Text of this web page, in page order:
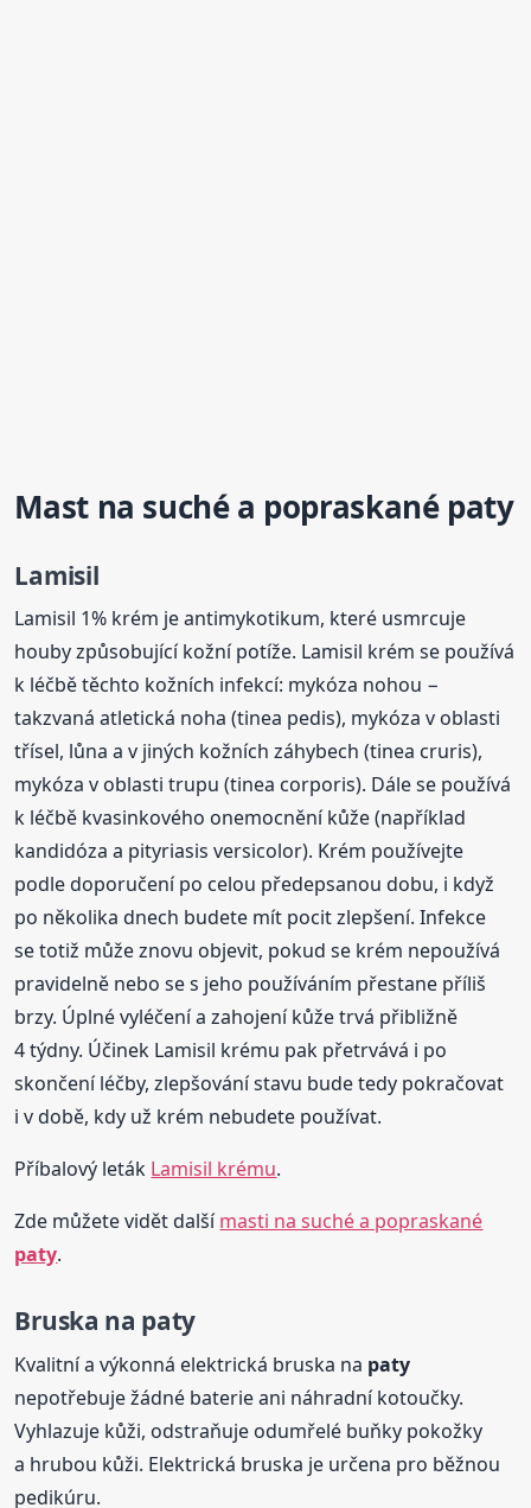
Mast na suché a popraskané paty
Lamisil
Lamisil 1% krém je antimykotikum, které usmrcuje
houby způsobující kožní potíže. Lamisil krém se používá
k léčbě těchto kožních infekcí: mykóza nohou −
takzvaná atletická noha (tinea pedis), mykóza v oblasti
třísel, lůna a v jiných kožních záhybech (tinea cruris),
mykóza v oblasti trupu (tinea corporis). Dále se používá
k léčbě kvasinkového onemocnění kůže (například
kandidóza a pityriasis versicolor). Krém používejte
podle doporučení po celou předepsanou dobu, i když
po několika dnech budete mít pocit zlepšení. Infekce
se totiž může znovu objevit, pokud se krém nepoužívá
pravidelně nebo se s jeho používáním přestane příliš
brzy. Úplné vyléčení a zahojení kůže trvá přibližně
4 týdny. Účinek Lamisil krému pak přetrvává i po
skončení léčby, zlepšování stavu bude tedy pokračovat
i v době, kdy už krém nebudete používat.
Příbalový leták Lamisil krému.
Zde můžete vidět dalšímasti na suché a popraskané
paty.
Bruska na paty
Kvalitní a výkonná elektrická bruska na paty
nepotřebuje žádné baterie ani náhradní kotoučky.
Vyhlazuje kůži, odstraňuje odumřelé buňky pokožky
a hrubou kůži. Elektrická bruska je určena pro běžnou
pedikúru.